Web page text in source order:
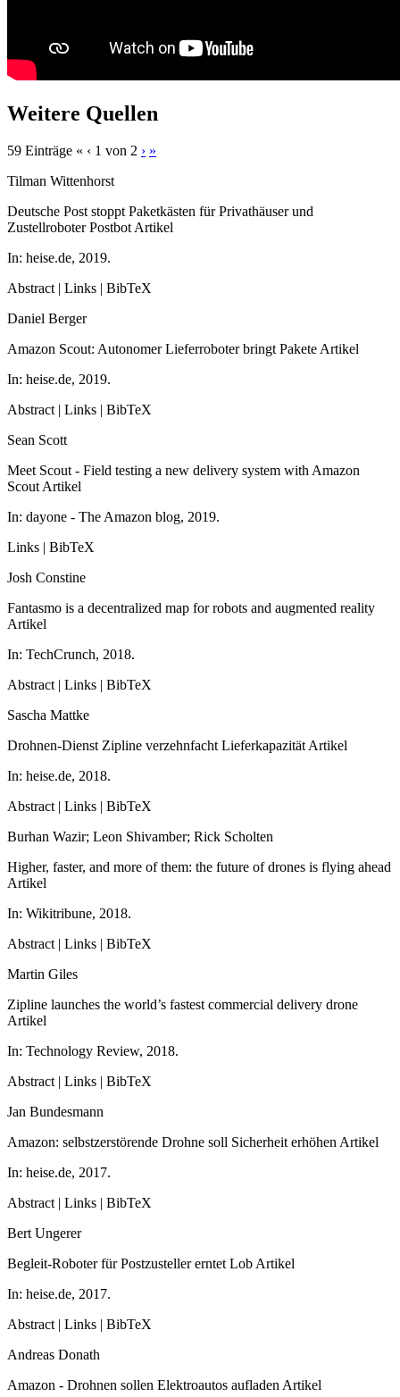
Weitere Quellen
59 Einträge « ‹ 1 von 2 › »
Tilman Wittenhorst
Deutsche Post stoppt Paketkästen für Privathäuser und
Zustellroboter PostbotArtikel
In: heise.de, 2019.
Abstract| Links
BibTeX
Daniel Berger
Amazon Scout: Autonomer Lieferroboter bringt PaketeArtikel
In: heise.de, 2019.
Abstract| Links
BibTeX
Sean Scott
Meet Scout - Field testing a new delivery system with Amazon
ScoutArtikel
In: dayone - The Amazon blog, 2019.
Links
BibTeX
Josh Constine
Fantasmo is a decentralized map for robots and augmented reality
Artikel
In: TechCrunch, 2018.
Abstract| Links
BibTeX
Sascha Mattke
Drohnen-Dienst Zipline verzehnfacht LieferkapazitätArtikel
In: heise.de, 2018.
Abstract| Links
BibTeX
Burhan Wazir; Leon Shivamber; Rick Scholten
Higher, faster, and more of them: the future of drones is flying ahead
Artikel
In: Wikitribune, 2018.
Abstract| Links
BibTeX
Martin Giles
Zipline launches the world’s fastest commercial delivery drone
Artikel
In: Technology Review, 2018.
Abstract| Links
BibTeX
Jan Bundesmann
Amazon: selbstzerstörende Drohne soll Sicherheit erhöhenArtikel
In: heise.de, 2017.
Abstract| Links
BibTeX
Bert Ungerer
Begleit-Roboter für Postzusteller erntet LobArtikel
In: heise.de, 2017.
Abstract| Links
BibTeX
Andreas Donath
Amazon - Drohnen sollen Elektroautos aufladenArtikel